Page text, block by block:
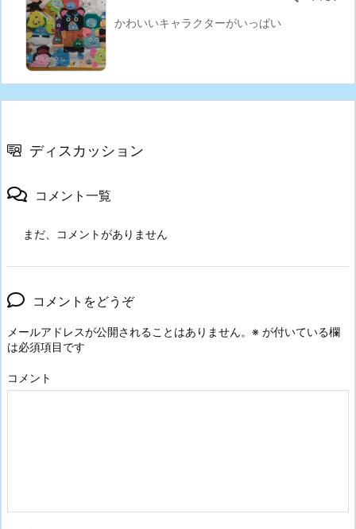
かわいいキャラクターがいっぱい
ディスカッション
コメント一覧
まだ、コメントがありません
コメントをどうぞ
メールアドレスが公開されることはありません。 ※ が付いている欄
は必須項目です
コメント